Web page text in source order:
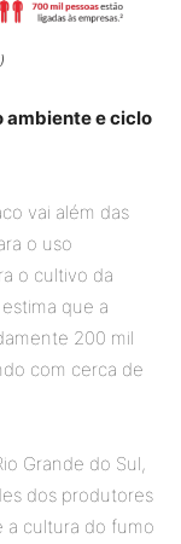
ambiente e ciclo
vai além das
o uso
o cultivo da
que a
200 mil
com cerca de
Grande do Sul,
dos produtores
a cultura do fumo